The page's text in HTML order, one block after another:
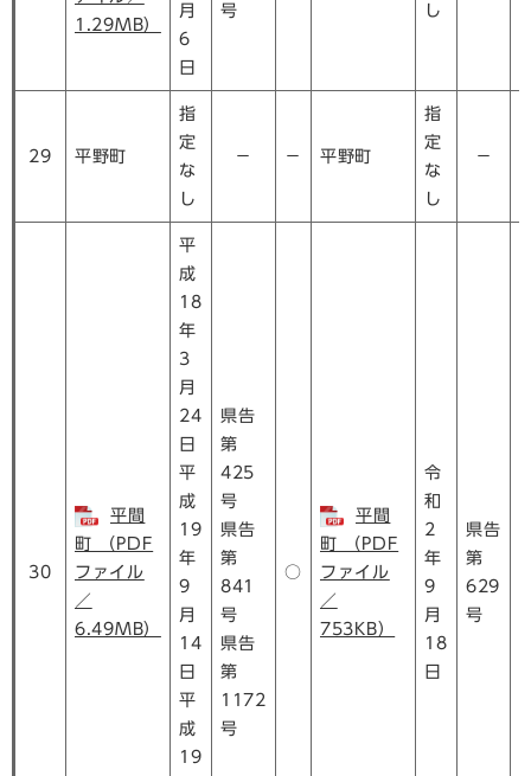
1.29MB）
月
6
日
号 し
29 平野町
指
定
な
し
－ － 平野町
指
定
な
し
－
30
平間
町 （PDF
ファイル
／
6.49MB）
平
成
18
年
3
月
24
日
平
成
19
年
9
月
14
日
平
成
19
県告
第
425
号
県告
第
841
号
県告
第
1172
号
○
平間
町 （PDF
ファイル
／
753KB）
令
和
2
年
9
月
18
日
県告
第
629
号